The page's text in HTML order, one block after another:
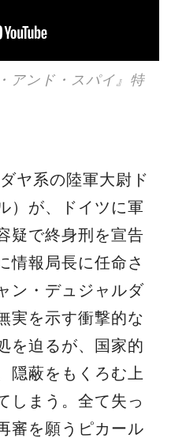
アンド・スパイ』特
ヤ系の陸軍大尉ド
）が、ドイツに軍
疑で終身刑を宣告
情報局長に任命さ
ン・デュジャルダ
実を示す衝撃的な
を迫るが、国家的
隠蔽をもくろむ上
しまう。全て失っ
審を願うピカール